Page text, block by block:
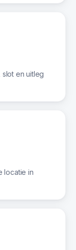
en uitleg
locatie in